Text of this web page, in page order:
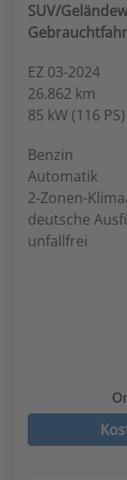
SUV/
EZ 03-2024
26.862 km
85 kW (116 PS)
Benzin
Automatik
2-Zonen-
deutsche
unfallfrei